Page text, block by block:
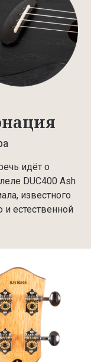
идёт о
DUC400 Ash
известного
естественной